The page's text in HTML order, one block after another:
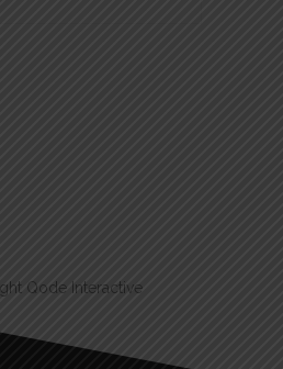
Qode Interactive